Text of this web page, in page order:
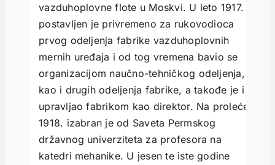
vazduhoplovne flote u Moskvi. U leto 1917.
postavljen je privremeno za rukovodioca
prvog odeljenja fabrike vazduhoplovnih
mernih uređaja i od tog vremena bavio se
organizacijom naučno-tehničkog odeljenja,
kao i drugih odeljenja fabrike, a takođe je i
upravljao fabrikom kao direktor. Na proleće
1918. izabran je od Saveta Permskog
državnog univerziteta za profesora na
katedri mehanike. U jesen te iste godine